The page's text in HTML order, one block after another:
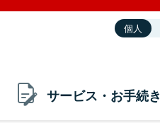
個人
サービス・お手続き